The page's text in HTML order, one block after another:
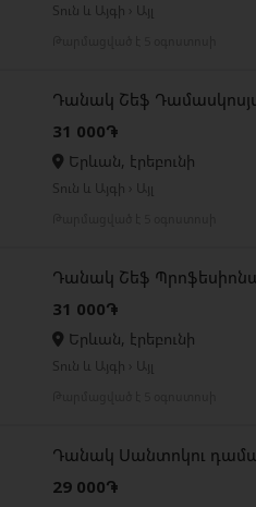
Տուն և Այգի › Այլ
Դանակ Շեֆ
31 000֏
Երևան, էրեբունի
Տուն և Այգի › Այլ
Դանակ Շեֆ
31 000֏
Երևան, էրեբունի
Տուն և Այգի › Այլ
Դանակ Սանտոկու
29 000֏